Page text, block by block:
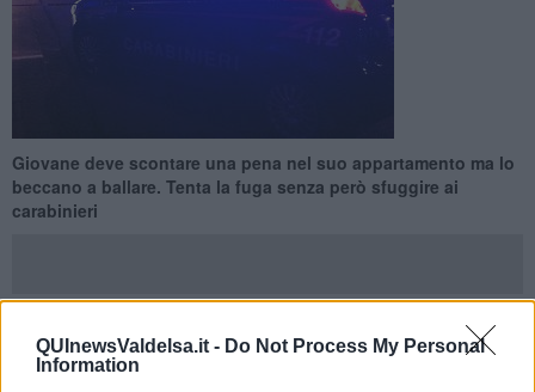
QUInewsValdelsa.it - Do Not Process My Personal
Information
Giovane deve scontare una pena nel suo appartamento ma lo
beccano a ballare. Tenta la fuga senza però sfuggire ai
carabinieri
MONTERIGGIONI —
Intensificati i controlli da parte dei Carabinieri